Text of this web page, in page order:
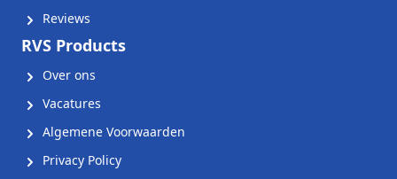
Reviews
RVS Products
Over ons
Vacatures
Algemene Voorwaarden
Privacy Policy